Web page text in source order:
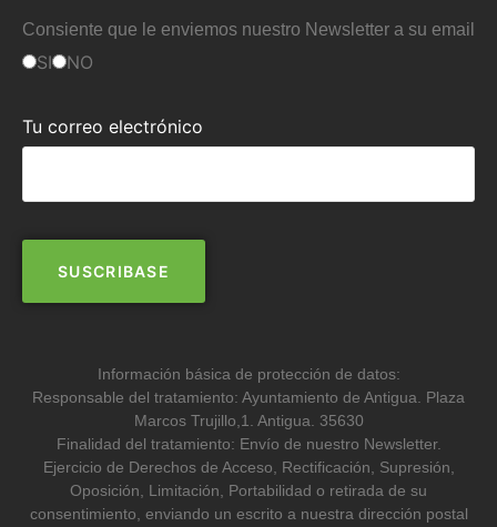
Consiente que le enviemos nuestro Newsletter a su email
SI NO
Tu correo electrónico
Información básica de protección de datos:
Responsable del tratamiento: Ayuntamiento de Antigua. Plaza
Marcos Trujillo,1. Antigua. 35630
Finalidad del tratamiento: Envío de nuestro Newsletter.
Ejercicio de Derechos de Acceso, Rectificación, Supresión,
Oposición, Limitación, Portabilidad o retirada de su
consentimiento, enviando un escrito a nuestra dirección postal